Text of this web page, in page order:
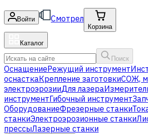
Войти Смотрел
Корзина
Каталог
Поиск
ОснащениеРежущий инструмент
оснасткаКрепление заготовкиСОЖ,
электроэрозииДля лазера
инструментГибочный инструмент
ОборудованиеФрезерные станки
станкиЭлектроэрозионные станки
прессыЛазерные станки